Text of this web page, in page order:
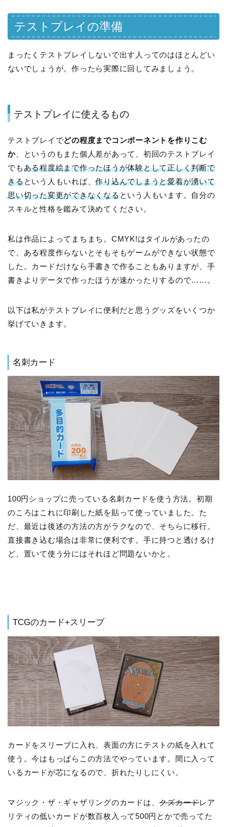
テストプレイの準備
まったくテストプレイしないで出す人ってのはほとんどい
ないでしょうが。作ったら実際に回してみましょう。
テストプレイに使えるもの
テストプレイでどの程度までコンポーネントを作りこむ
か、というのもまた個人差があって、初回のテストプレイ
でもある程度絵まで作ったほうが体験として正しく判断で
きるという人もいれば、作り込んでしまうと愛着が湧いて
思い切った変更ができなくなるという人もいます。自分の
スキルと性格を鑑みて決めてください。
私は作品によってまちまち。CMYK!はタイルがあったの
で、ある程度作らないとそもそもゲームができない状態で
した。カードだけなら手書きで作ることもありますが、手
書きよりデータで作ったほうが速かったりするので……。
以下は私がテストプレイに便利だと思うグッズをいくつか
挙げていきます。
名刺カード
100円ショップに売っている名刺カードを使う方法。初期
のころはこれに印刷した紙を貼って使っていました。た
だ、最近は後述の方法の方がラクなので、そちらに移行。
直接書き込む場合は非常に便利です。手に持つと透けるけ
ど、置いて使う分にはそれほど問題ないかと。
TCGのカード+スリーブ
カードをスリーブに入れ、表面の方にテストの紙を入れて
使う。今はもっぱらこの方法でやっています。間に入って
いるカードが芯になるので、折れたりしにくい。
マジック・ザ・ギャザリングのカードは、クズカードレア
リティの低いカードが数百枚入って500円とかで売ってた